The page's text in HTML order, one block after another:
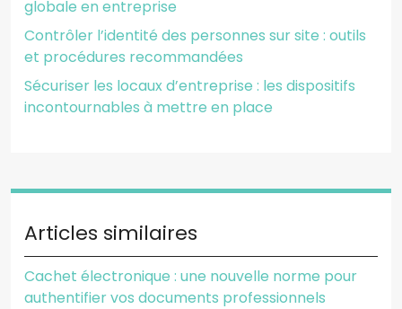
globale en entreprise
Contrôler l’identité des personnes sur site : outils
et procédures recommandées
Sécuriser les locaux d’entreprise : les dispositifs
incontournables à mettre en place
Articles similaires
Cachet électronique : une nouvelle norme pour
authentifier vos documents professionnels